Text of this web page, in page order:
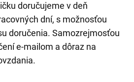
doručujeme v deň
dní, s možnosťou
doručenia. Samozrejmosťou
e-mailom a dôraz na